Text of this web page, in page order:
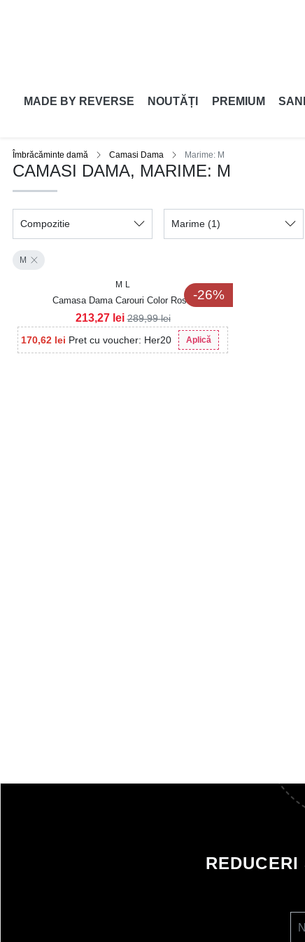
MADE BY REVERSE NOUTĂȚI PREMIUM
Îmbrăcăminte damă Camasi Dama Marime: M
CAMASI DAMA, MARIME: M
Compozitie Marime (1)
M
-26%
M L
Camasa Dama Carouri Color Rosie
170,62 lei Pret cu voucher: Her20 Aplică
213,27 lei 289,99lei